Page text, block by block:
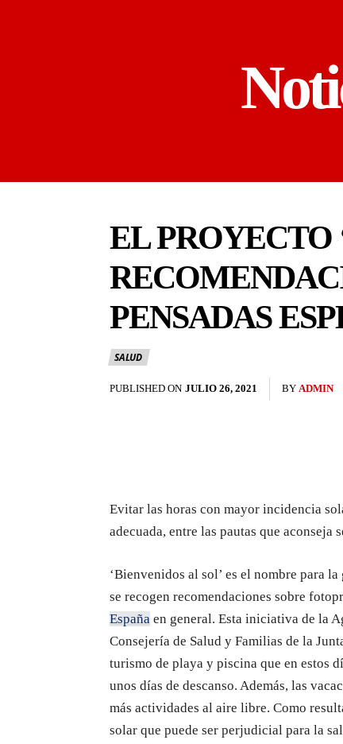
EL PROYECTO
PENSADAS
SALUD
PUBLISHED ON JULIO 26, 2021 BY ADMIN
Evitar las horas con mayor incidencia
adecuada, entre las pautas que aconseja
‘Bienvenidos al sol’ es el nombre para
se recogen recomendaciones sobre
España en general. Esta iniciativa de la
Consejería de Salud y Familias de la
turismo de playa y piscina que en estos
unos días de descanso. Además, las
más actividades al aire libre. Como
solar que puede ser perjudicial para la